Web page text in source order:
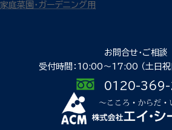
家庭菜園・ガーデニング用
お問合せ・ご相談
受付時間：10:00〜17:00 （土日
0120-